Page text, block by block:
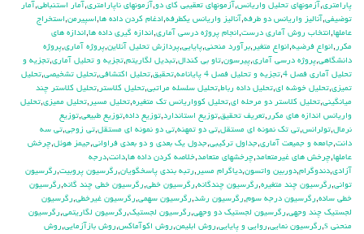
پارامتري,آزمونهاي تحليل واريانس,آزمونهاي تعقيبي كاي دو,آزمونهاي ناپارامتري,آمار استنباطي,آمار
توضيفي,آناليز واريانس دو طرفه,آناليز واريانس يکطرفه,ادغام كردن داده ها,اسپيرمن,استخراج
عاملها,انتخاب روش آماري درست,انجام پروژه درسي آماري,اندازه گيري داده ها,اندازه هاي
مكرر ,انواع فرضيه,انواع متغير ,برآورد منحني,پايايي,پردازش تحليل آنلاين,پروژه آماري,پروژه
دانشگاهي,پروژه درسي آماري,پيرسون,تاو بي کندال,تبديل لگاريتم,تجزيه و تحليل آماري,تجزيه و
تحليل آماري فصل 4
,تجزيه و تحليل فصل 4 پايانامه ,تحقيق,تحليل اكتشافي,تحليل تشخيصي,تحليل
تميزي,تحليل خوشه اي,تحليل داده رباط,تحليل سلسله مراتبي,تحليل كلاستر ,تحليل كلاستر چند
ميانگيني,تحليل كلاستر دو مرحله اي,تحليل كوواريانس تك متغيره,تحليل مسير ,تحليل مميزي,تحليل
واريانس اندازه هاي مكرر ,تعريف تحقيق,توزيع استاندارد,توزيع داده,توزيع طبيعي,توزيع
نرمال,تولرانس,تي تک نمونه اي مستقل,تي دو تمهنه,تي دو نمونه اي مستقل,تي زوجي,تي سه
دانت,جامعه و جميعت آماري,جداول تركيبي,جدول يك بعدي و دو بعدي فراواني,جيمز هوئل,چرخش
عاملها,چرخش هاي غيرمتعامد,چرخشهاي متعامد,خلاصه كردن داده ها,دانت,درجه
آزادي,دندوگرام,دوربين واتسون,دياگرام مسير ,رتبه بندي پاسخگويان,رگرسيون پروبيت,رگرسيون
تواني,رگرسيون چند متغيره,رگرسيون چندگانه,رگرسيون خطي,رگرسيون خطي چند گانه,رگرسيون
خطي ساده,رگرسيون درجه سوم,رگرسيون رشد,رگرسيون سهمي,رگرسيون غيرخطي,رگرسيون
لجستيك چند وجهي,رگرسيون لجستيك دو وجهي,رگرسيون لجستيک,رگرسيون لگاريتمي,رگرسيون
منحني s
,رگرسيون نمايي,روايي و پايايي,روش ابليمن,روش اكوآماكس,روش بازآزمايي,روش